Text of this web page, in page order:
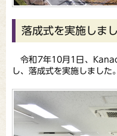
落成式を実施しま
令和7年10月1日、
し、落成式を実施しました。